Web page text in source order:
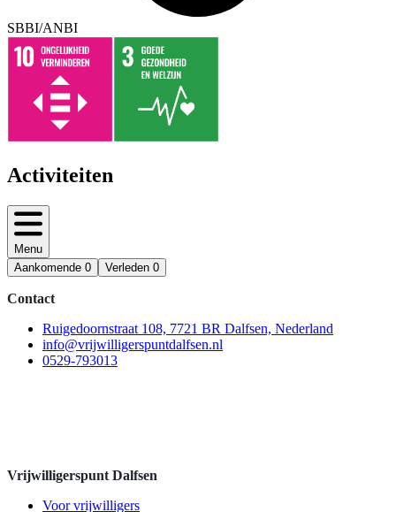
SBBI/ANBI
Activiteiten
Menu
Aankomende 0 Verleden 0
Contact
Ruigedoornstraat 108, 7721 BR Dalfsen, Nederland
info@vrijwilligerspuntdalfsen.nl
0529-793013
Vrijwilligerspunt Dalfsen
Voor vrijwilligers